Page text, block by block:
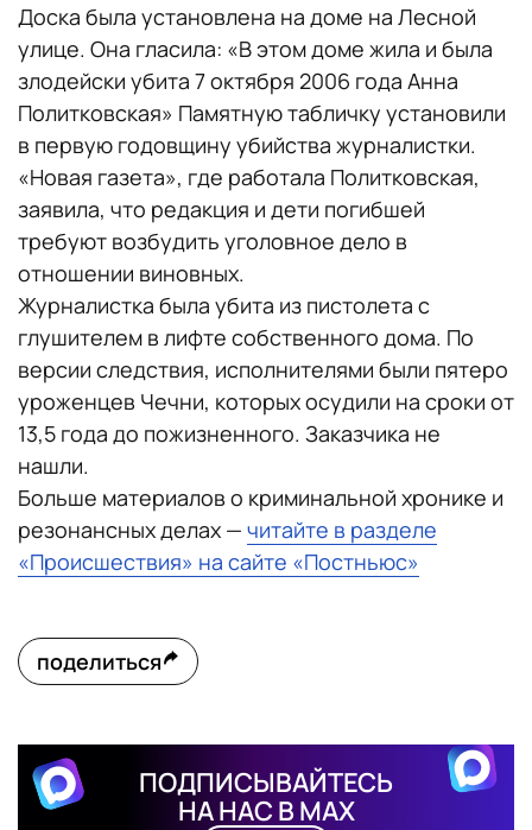
Доска была установлена на доме на Лесной
улице. Она гласила: «В этом доме жила и была
злодейски убита 7 октября 2006 года Анна
Политковская» Памятную табличку установили
в первую годовщину убийства журналистки.
«Новая газета», где работала Политковская,
заявила, что редакция и дети погибшей
требуют возбудить уголовное дело в
отношении виновных.
Журналистка была убита из пистолета с
глушителем в лифте собственного дома. По
версии следствия, исполнителями были пятеро
уроженцев Чечни, которых осудили на сроки от
13,5 года до пожизненного. Заказчика не
нашли.
Больше материалов о криминальной хронике и
резонансных делах — читайте в разделе
«Происшествия» на сайте «Постньюс»
поделиться
ПОДПИСЫВАЙТЕСЬ
НА НАС В MAX